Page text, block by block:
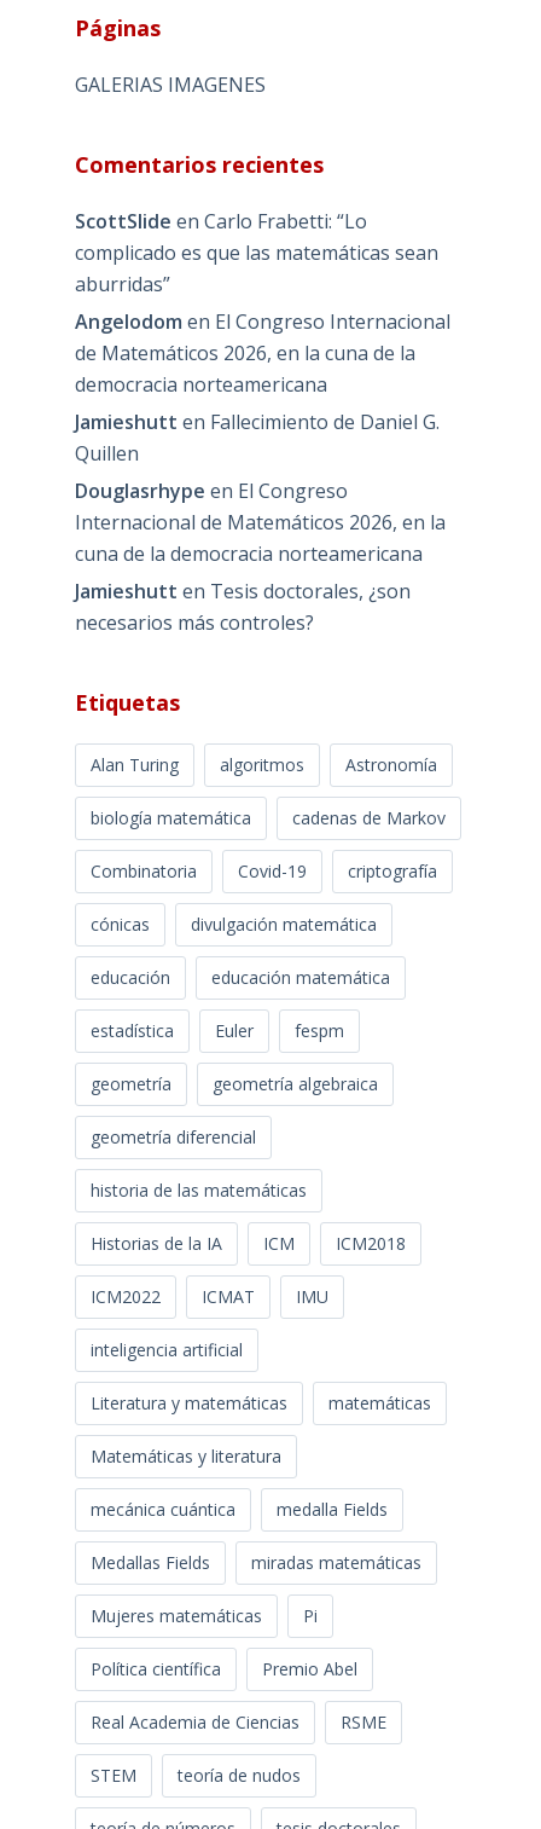
Páginas
GALERIAS IMAGENES
Comentarios recientes
ScottSlide en Carlo Frabetti: “Lo
complicado es que las matemáticas sean
aburridas”
Angelodom en El Congreso Internacional
de Matemáticos 2026, en la cuna de la
democracia norteamericana
Jamieshutt en Fallecimiento de Daniel G.
Quillen
Douglasrhype en El Congreso
Internacional de Matemáticos 2026, en la
cuna de la democracia norteamericana
Jamieshutt en Tesis doctorales, ¿son
necesarios más controles?
Etiquetas
Alan Turing algoritmos Astronomía
biología matemática cadenas de Markov
Combinatoria Covid-19 criptografía
cónicas divulgación matemática
educación educación matemática
estadística Euler fespm
geometría geometría algebraica
geometría diferencial
historia de las matemáticas
Historias de la IA ICM ICM2018
ICM2022 ICMAT IMU
inteligencia artificial
Literatura y matemáticas matemáticas
Matemáticas y literatura
mecánica cuántica medalla Fields
Medallas Fields miradas matemáticas
Mujeres matemáticas Pi
Política científica Premio Abel
Real Academia de Ciencias RSME
STEM teoría de nudos